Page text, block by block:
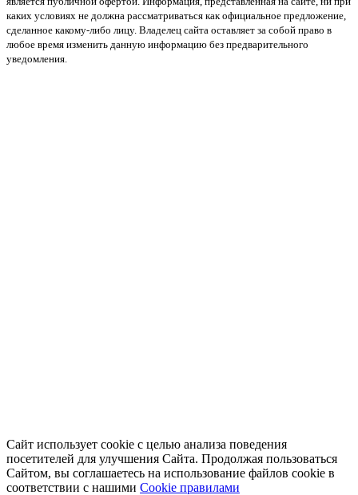
каких условиях не должна рассматриваться как официальное предложение,
сделанное какому-либо лицу. Владелец сайта оставляет за собой право в
любое время изменить данную информацию без предварительного
уведомления.
Сайт использует cookie с целью анализа поведения
посетителей для улучшения Сайта. Продолжая пользоваться
Сайтом, вы соглашаетесь на использование файлов cookie в
соответствии с нашими Cookiе правилами